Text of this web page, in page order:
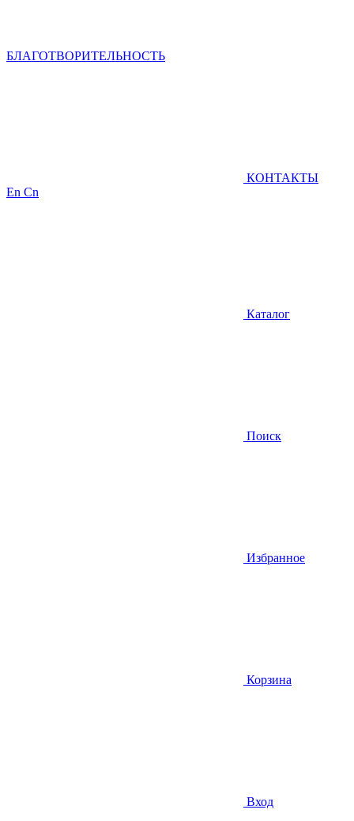
БЛАГОТВОРИТЕЛЬНОСТЬ
КОНТАКТЫ
En Cn
Каталог
Поиск
Избранное
Корзина
Вход